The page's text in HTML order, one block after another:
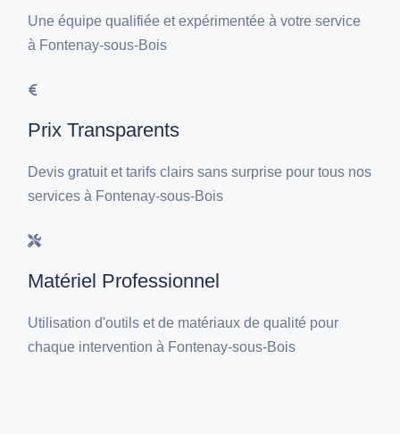
Une équipe qualifiée et expérimentée à votre service
à Fontenay-sous-Bois
Prix Transparents
Devis gratuit et tarifs clairs sans surprise pour tous nos
services à Fontenay-sous-Bois
Matériel Professionnel
Utilisation d'outils et de matériaux de qualité pour
chaque intervention à Fontenay-sous-Bois